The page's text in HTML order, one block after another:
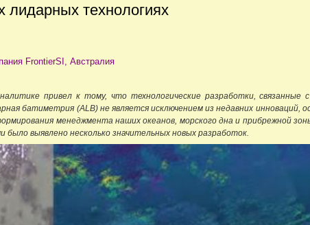
лидарных технологиях
FrontierSI, Австралия
привел к тому, что технологические разработки, связанные
батиметрия (ALB) не является исключением из недавних инноваций,
менеджмента наших океанов, морского дна и прибрежной
выявлено несколько значительных новых разработок.